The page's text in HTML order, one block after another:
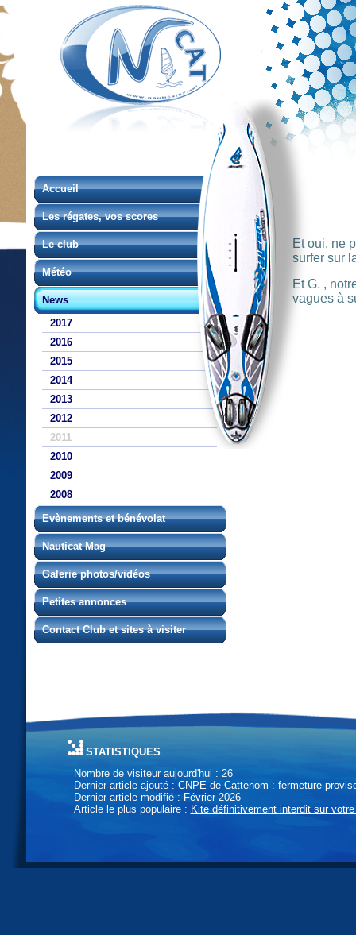
Accueil
Les régates, vos scores
Le club
Météo
News
2017
2016
2015
2014
2013
2012
2011
2010
2009
2008
Evènements et bénévolat
Nauticat Mag
Galerie photos/vidéos
Petites annonces
Contact Club et sites à visiter
Et oui, ne
surfer sur
Et G. ,
vagues à
statistiques
Nombre de visiteur aujourd'hui : 26
Dernier article ajouté : CNPE de Cattenom : fermeture
Dernier article modifié : Février 2026
Article le plus populaire : Kite définitivement interdit sur